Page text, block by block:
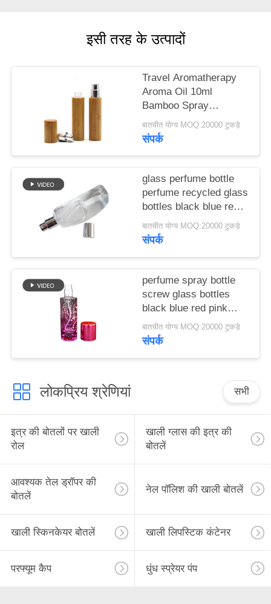
का
अनुरोध
साइटमैप
PRIVACY
POLICY
इसी तरह के उत्पादों
Travel Aromatherapy
Aroma Oil 10ml
Bamboo Spray
Perfume Bottle With
Screw Spray Cap
बातचीत योग्य MOQ:20000 टुकड़े
संपर्क
glass perfume bottle
perfume recycled glass
bottles black blue red
pink green cap plastic
and metal
बातचीत योग्य MOQ:20000 टुकड़े
संपर्क
perfume spray bottle
screw glass bottles
black blue red pink
green cap plastic and
metal
बातचीत योग्य MOQ:20000 टुकड़े
संपर्क
लोकप्रिय श्रेणियां सभी
इत्र की बोतलों पर खाली
रोल
खाली ग्लास की इत्र की
बोतलें
आवश्यक तेल ड्रॉपर की
बोतलें
नेल पॉलिश की खाली बोतलें
खाली स्किनकेयर बोतलें खाली लिपस्टिक कंटेनर
परफ्यूम कैप धुंध स्प्रेयर पंप